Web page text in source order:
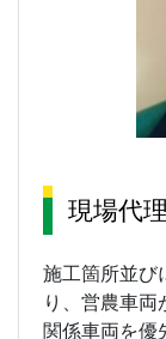
現場代
施工箇所並び
り、営農車両
関係車両を優